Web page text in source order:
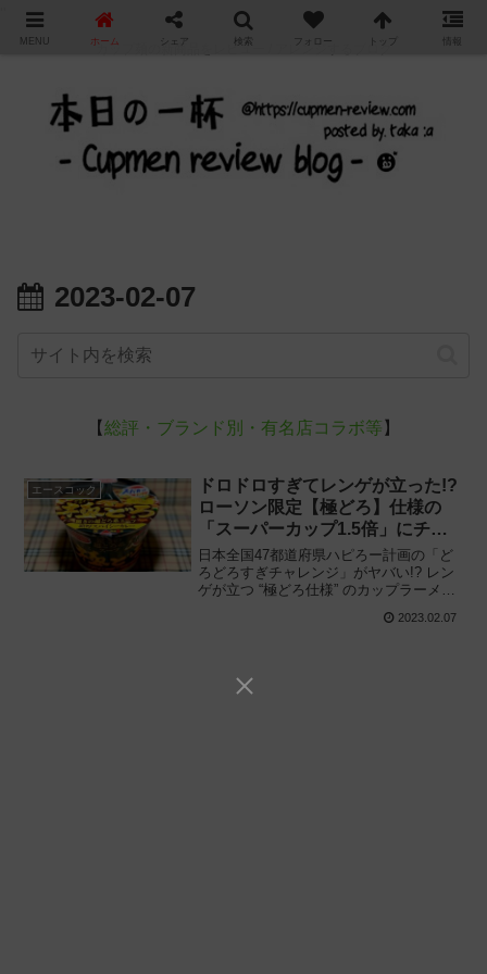
カップ麺の新商品をレビュー / アレンジするブログ
2023-02-07
【総評・ブランド別・有名店コラボ等 】
エースコック
ドロドロすぎてレンゲが立った!?
ローソン限定【極どろ】仕様の
「スーパーカップ1.5倍」にチャ
レンジしてみた結果‥‥
日本全国47都道府県ハピろー計画の「ど
ろどろすぎチャレンジ」がヤバい!? レン
ゲが立つ “極どろ仕様” のカップラーメン
倍 極どろ濃厚スパイシーカレーラーメ
2023.02.07
MENU ホーム シェア 検索 フォロー トップ 情報